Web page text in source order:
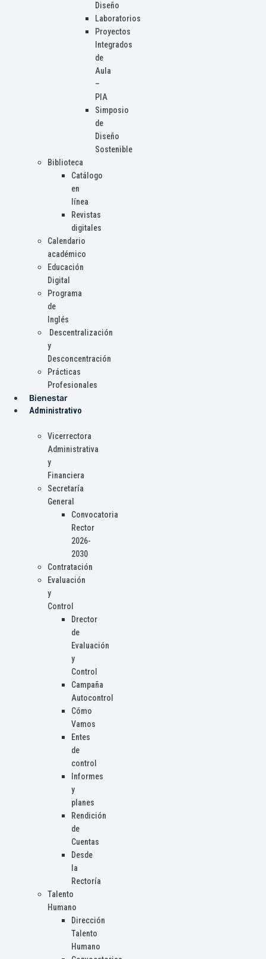
Diseño
Laboratorios
Proyectos
Integrados
de
Aula
–
PIA
Simposio
de
Diseño
Sostenible
Biblioteca
Catálogo
en
línea
Revistas
digitales
Calendario
académico
Educación
Digital
Programa
de
Inglés
Descentralización
y
Desconcentración
Prácticas
Profesionales
Bienestar
Administrativo
Vicerrectora
Administrativa
y
Financiera
Secretaría
General
Convocatoria
Rector
2026-
2030
Contratación
Evaluación
y
Control
Drector
de
Evaluación
y
Control
Campaña
Autocontrol
Cómo
Vamos
Entes
de
control
Informes
y
planes
Rendición
de
Cuentas
Desde
la
Rectoría
Talento
Humano
Dirección
Talento
Humano